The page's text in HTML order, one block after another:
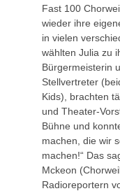
Fast 100
wieder ihre
in vielen
wählten Julia zu
Bürgermeisterin
Stellvertreter
Kids), brachten
und Theater-
Bühne und
machen, die wir
machen!“ Das
Mckeon
Radioreportern